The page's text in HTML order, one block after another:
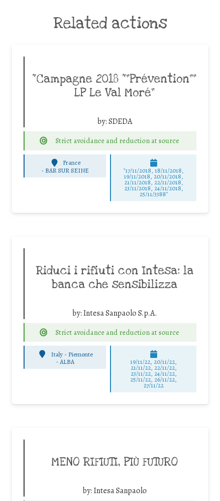
Related actions
“Campagne 2018 “”Prévention””
LP Le Val Moré”
by:SDEDA
Strict avoidance and reduction at source
France
- BAR SUR SEINE "17/11/2018, 18/11/2018,
19/11/2018, 20/11/2018,
21/11/2018, 22/11/2018,
23/11/2018, 24/11/2018,
25/11/3388"
Riduci i rifiuti con Intesa: la
banca che sensibilizza
by:Intesa Sanpaolo S.p.A.
Strict avoidance and reduction at source
Italy - Piemonte
-ALBA 19/11/22, 20/11/22,
21/11/22, 22/11/22,
23/11/22, 24/11/22,
25/11/22, 26/11/22,
27/11/22
MENO RIFIUTI, PIÙ FUTURO
by:Intesa Sanpaolo